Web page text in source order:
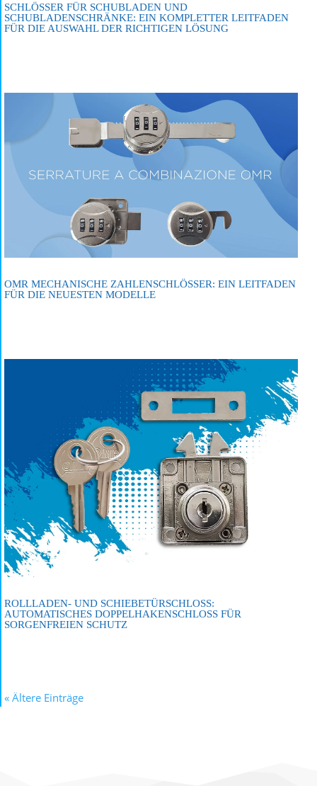
SCHLÖSSER FÜR SCHUBLADEN UND
SCHUBLADENSCHRÄNKE: EIN KOMPLETTER LEITFADEN
FÜR DIE AUSWAHL DER RICHTIGEN LÖSUNG
OMR MECHANISCHE ZAHLENSCHLÖSSER: EIN LEITFADEN
FÜR DIE NEUESTEN MODELLE
ROLLLADEN- UND SCHIEBETÜRSCHLOSS:
AUTOMATISCHES DOPPELHAKENSCHLOSS FÜR
SORGENFREIEN SCHUTZ
« Ältere Einträge